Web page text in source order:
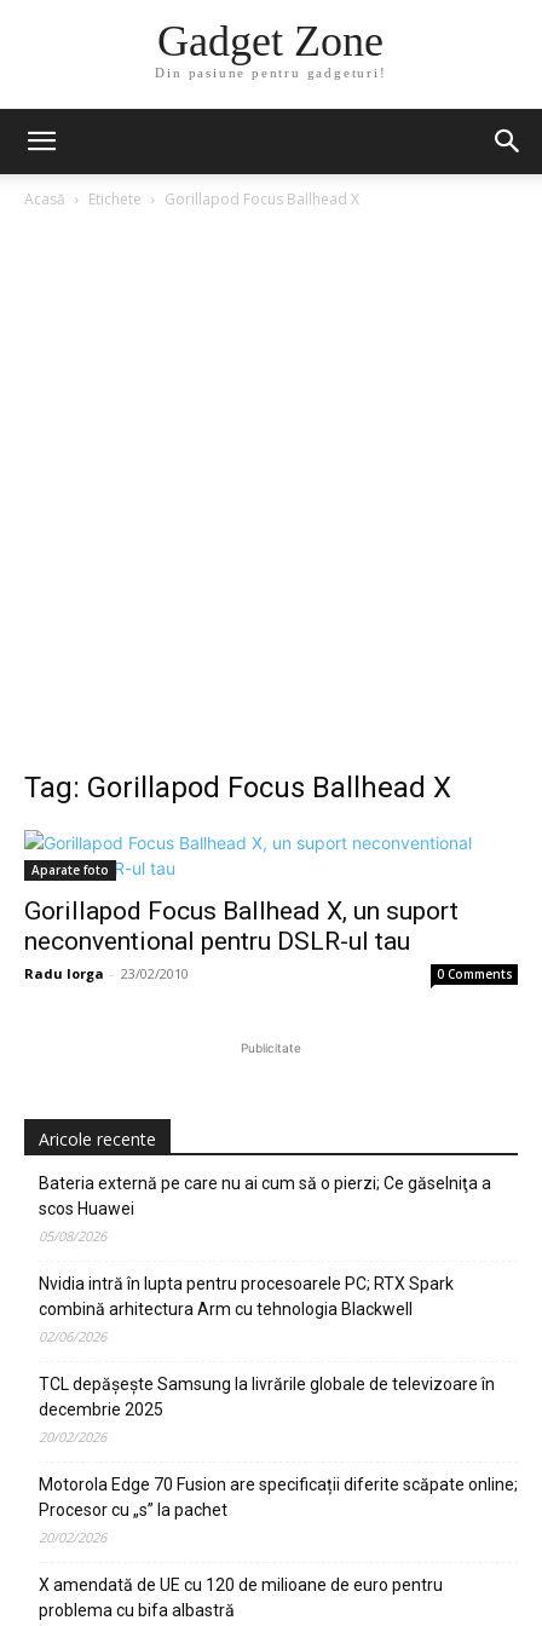
Gadget Zone
Din pasiune pentru gadgeturi!
Acasă Etichete Gorillapod Focus Ballhead X
Tag: Gorillapod Focus Ballhead X
Aparate foto
Gorillapod Focus Ballhead X, un suport
neconventional pentru DSLR-ul tau
Radu Iorga - 23/02/2010 0 Comments
Publicitate
Aricole recente
Bateria externă pe care nu ai cum să o pierzi; Ce găselniţa a
scos Huawei
05/08/2026
Nvidia intră în lupta pentru procesoarele PC; RTX Spark
combină arhitectura Arm cu tehnologia Blackwell
02/06/2026
TCL depășește Samsung la livrările globale de televizoare în
decembrie 2025
20/02/2026
Motorola Edge 70 Fusion are specificații diferite scăpate online;
Procesor cu „s” la pachet
20/02/2026
X amendată de UE cu 120 de milioane de euro pentru
problema cu bifa albastră